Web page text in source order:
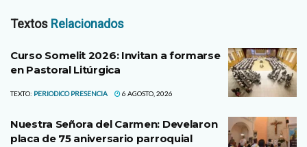
Textos Relacionados
Curso Somelit 2026: Invitan a formarse
en Pastoral Litúrgica
TEXTO: PERIODICO PRESENCIA 6 AGOSTO, 2026
Nuestra Señora del Carmen: Develaron
placa de 75 aniversario parroquial